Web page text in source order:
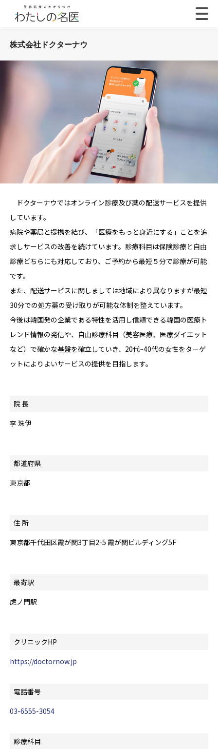
株式会社ドクターナウ
ドクターナウではオンライン診療及び薬の配送サービスを提供
しています。
病院や薬局と提携を結び、「医療をもっと身近にする」ことを追
求しサービスの改善を続けています。診療科目は保険診療と自由
診療どちらにも対応しており、ご予約から最短５分で診療が可能
です。
また、配送サービスに関しましては地域により異なりますが最短
30分での処方薬の受け取りが可能な体制を整えています。
今後は韓国発の企業である特性を活用し信頼できる韓国の医療ト
レンド情報の発信や、自由診療科目（美容医療、医療ダイエット
など）で確かな基盤を確立していき、20代~40代の女性をターゲ
ットによりよいサービスの提供を目指します。
院 長
李 珠伊
都道府県
東京都
住 所
東京都千代田区霞が関3丁目2-5 霞が関ビルディング5F
最寄駅
虎ノ門駅
クリニックHP
https://doctornow.jp
電話番号
03-6555-3054
診療科目